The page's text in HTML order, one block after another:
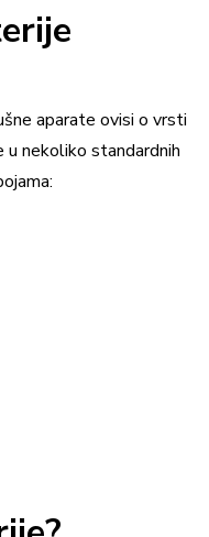
aparate ovisi o vrsti
nekoliko standardnih